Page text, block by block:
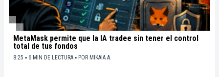
MetaMask permite que la IA tradee sin tener el control
total de tus fondos
8:25 ▪ 6 MIN DE LECTURA ▪ POR MIKAIA A.